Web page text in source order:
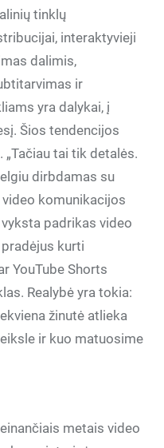
tinklų
interaktyvieji
dalimis,
ir
yra dalykai, į
Šios tendencijos
tai tik detalės.
dirbdamas su
komunikacijos
padrikas video
kurti
YouTube Shorts
Realybė yra tokia:
žinutė atlieka
ir kuo matuosime
metais video